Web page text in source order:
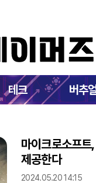
테크 버추
마이크로소프트
제공한다
2024.05.20 14:15